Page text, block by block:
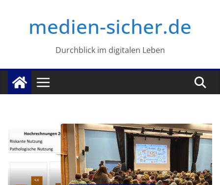
springenmedien-sicher.de
Durchblick im digitalen Leben